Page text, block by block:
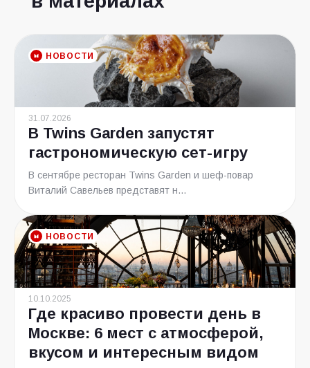
НОВОСТИ
31.07.2026
В Twins Garden запустят
гастрономическую сет-игру
В сентябре ресторан Twins Garden и шеф-повар
Виталий Савельев представят н...
НОВОСТИ
10.10.2025
Где красиво провести день в
Москве: 6 мест с атмосферой,
вкусом и интересным видом